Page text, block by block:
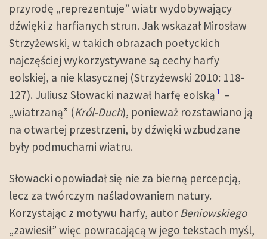
przyrodę „reprezentuje” wiatr wydobywający
dźwięki z harfianych strun. Jak wskazał Mirosław
Strzyżewski, w takich obrazach poetyckich
najczęściej wykorzystywane są cechy harfy
eolskiej, a nie klasycznej (Strzyżewski 2010: 118-
127). Juliusz Słowacki nazwał harfę eolską1 –
„wiatrzaną” (Król-Duch), ponieważ rozstawiano ją
na otwartej przestrzeni, by dźwięki wzbudzane
były podmuchami wiatru.
Słowacki opowiadał się nie za bierną percepcją,
lecz za twórczym naśladowaniem natury.
Korzystając z motywu harfy, autor Beniowskiego
„zawiesił” więc powracającą w jego tekstach myśl,